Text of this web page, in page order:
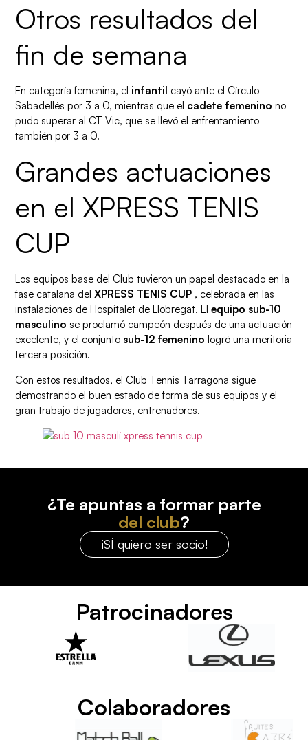
Otros resultados del
fin de semana
En categoría femenina, el infantil cayó ante el Círculo
Sabadellés por 3 a 0, mientras que el cadete femenino no
pudo superar al CT Vic, que se llevó el enfrentamiento
también por 3 a 0.
Grandes actuaciones
en el XPRESS TENIS
CUP
Los equipos base del Club tuvieron un papel destacado en la
fase catalana delXPRESS TENIS CUP , celebrada en las
instalaciones de Hospitalet de Llobregat. Elequipo sub-10
masculino se proclamó campeón después de una actuación
excelente, y el conjunto sub-12 femenino logró una meritoria
tercera posición.
Con estos resultados, el Club Tennis Tarragona sigue
demostrando el buen estado de forma de sus equipos y el
gran trabajo de jugadores, entrenadores.
¿Te apuntas a formar parte
del club?
¡SÍ quiero ser socio!
Patrocinadores
Colaboradores